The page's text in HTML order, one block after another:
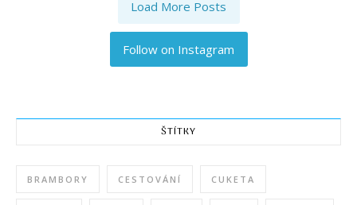
Load More Posts
Follow on Instagram
ŠTÍTKY
BRAMBORY CESTOVÁNÍ CUKETA